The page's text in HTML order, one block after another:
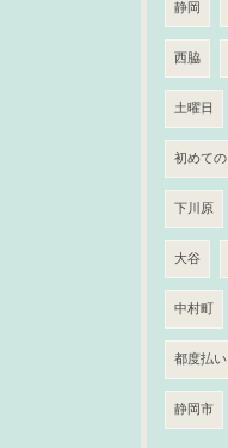
静岡
西脇
土曜日
初めての
下川原
大谷
中村町
都度払い
静岡市